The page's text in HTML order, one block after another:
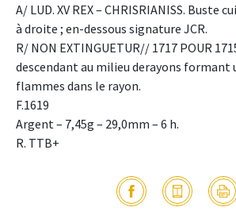
A/ LUD. XV REX – CHRISRIANISS. Buste
à droite ; en-dessous signature JCR.
R/ NON EXTINGUETUR// 1717 POUR
descendant au milieu derayons formant
flammes dans le rayon.
F.1619
Argent – 7,45g – 29,0mm – 6 h.
R. TTB+